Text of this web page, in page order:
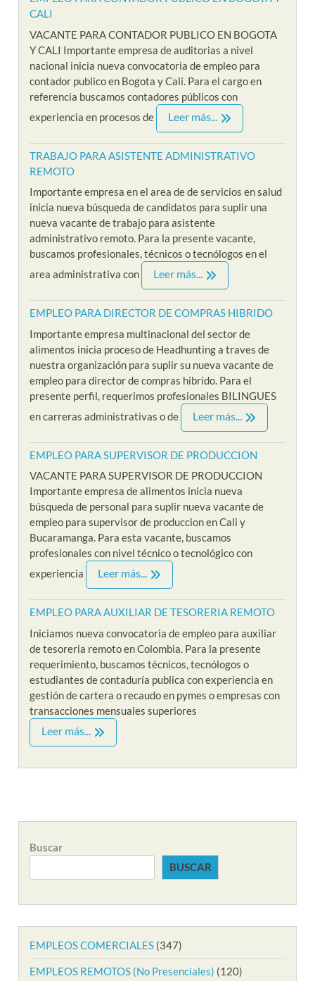
CALI
VACANTE PARA CONTADOR PUBLICO EN BOGOTA
Y CALI Importante empresa de auditorias a nivel
nacional inicia nueva convocatoria de empleo para
contador publico en Bogota y Cali. Para el cargo en
referencia buscamos contadores públicos con
experiencia en procesos de
Leer más...
TRABAJO PARA ASISTENTE ADMINISTRATIVO
REMOTO
Importante empresa en el area de de servicios en salud
inicia nueva búsqueda de candidatos para suplir una
nueva vacante de trabajo para asistente
administrativo remoto. Para la presente vacante,
buscamos profesionales, técnicos o tecnólogos en el
area administrativa con
Leer más...
EMPLEO PARA DIRECTOR DE COMPRAS HIBRIDO
Importante empresa multinacional del sector de
alimentos inicia proceso de Headhunting a traves de
nuestra organización para suplir su nueva vacante de
empleo para director de compras hibrido. Para el
presente perfil, requerimos profesionales BILINGUES
en carreras administrativas o de
Leer más...
EMPLEO PARA SUPERVISOR DE PRODUCCION
VACANTE PARA SUPERVISOR DE PRODUCCION
Importante empresa de alimentos inicia nueva
búsqueda de personal para suplir nueva vacante de
empleo para supervisor de produccion en Cali y
Bucaramanga. Para esta vacante, buscamos
profesionales con nivel técnico o tecnológico con
experiencia
Leer más...
EMPLEO PARA AUXILIAR DE TESORERIA REMOTO
Iniciamos nueva convocatoria de empleo para auxiliar
de tesoreria remoto en Colombia. Para la presente
requerimiento, buscamos técnicos, tecnólogos o
estudiantes de contaduría publica con experiencia en
gestión de cartera o recaudo en pymes o empresas con
transacciones mensuales superiores
Leer más...
Buscar
BUSCAR
EMPLEOS COMERCIALES (347)
EMPLEOS REMOTOS (No Presenciales) (120)